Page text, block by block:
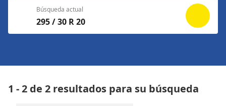
Búsqueda actual
295 / 30 R 20
1 - 2 de 2 resultados para su búsqueda